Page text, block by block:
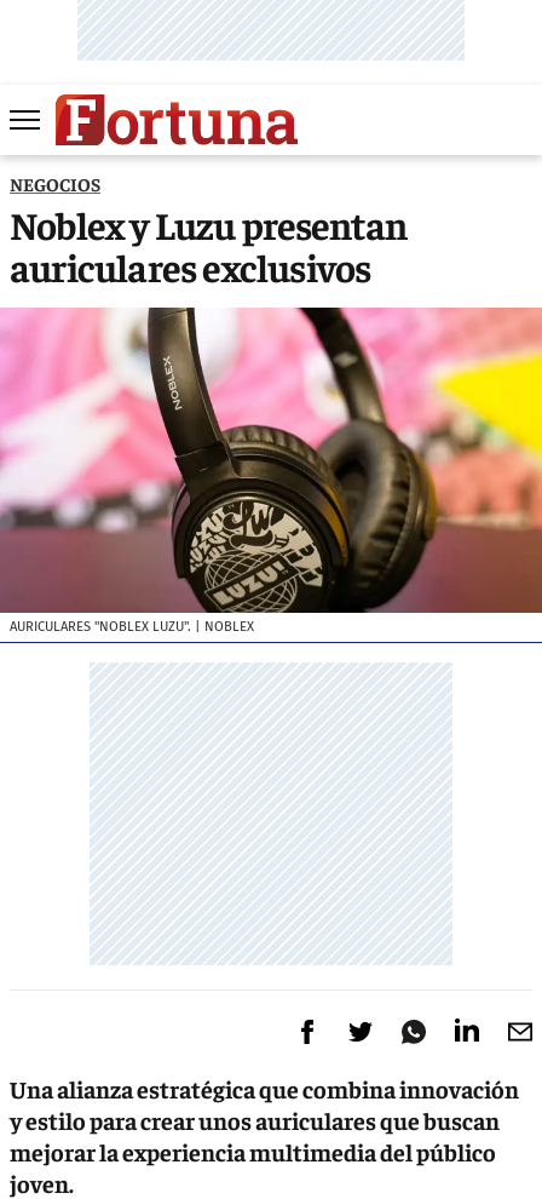
NEGOCIOS
Noblex y Luzu presentan
auriculares exclusivos
AURICULARES "NOBLEX LUZU". | NOBLEX
Una alianza estratégica que combina innovación
y estilo para crear unos auriculares que buscan
mejorar la experiencia multimedia del público
joven.